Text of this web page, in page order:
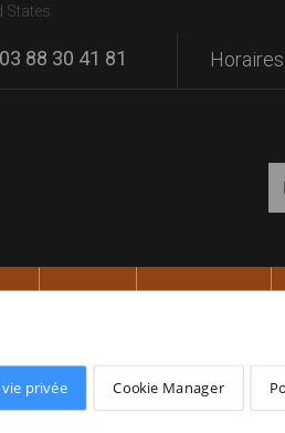
privée Cookie Manager
States
03 88 30 41 81 Horaires